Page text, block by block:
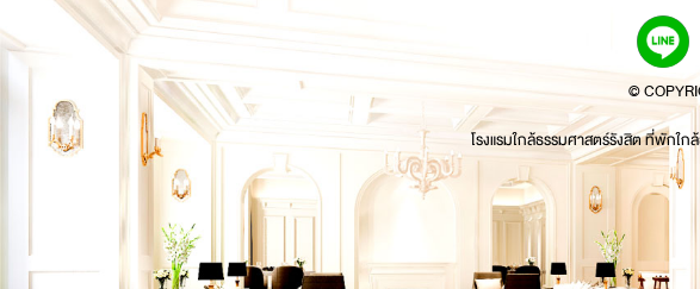
©
โรงแรมใกล้ธรรมศาสตร์รังสิต ที่พักใก